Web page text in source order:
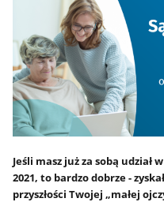
Jeśli masz już za sobą udział
2021, to bardzo dobrze -
przyszłości Twojej „małej